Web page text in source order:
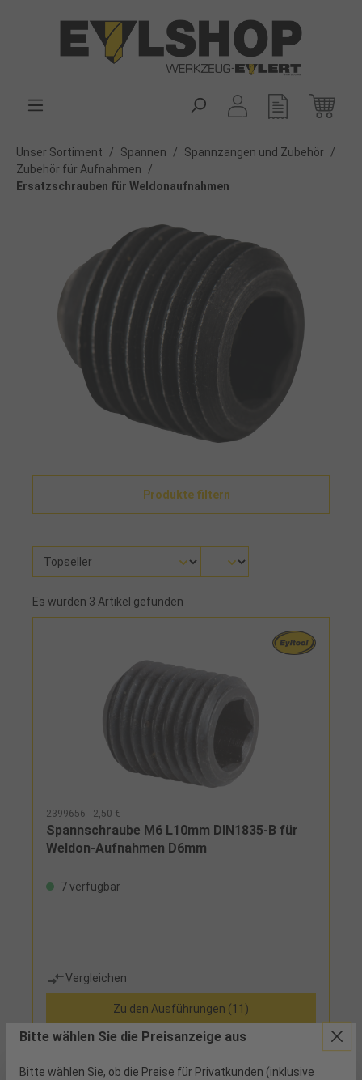
Unser Sortiment / Spannen / Spannzangen und Zubehör
/
Zubehör für Aufnahmen
/
Ersatzschrauben für Weldonaufnahmen
Produkte filtern
Es wurden 3 Artikel gefunden
2399656 - 2,50 €
Spannschraube M6 L10mm DIN1835-B für
Weldon-Aufnahmen D6mm
7 verfügbar
Vergleichen
Zu den Ausführungen (11)
Bitte wählen Sie die Preisanzeige aus
Bitte wählen Sie, ob die Preise für Privatkunden (inklusive